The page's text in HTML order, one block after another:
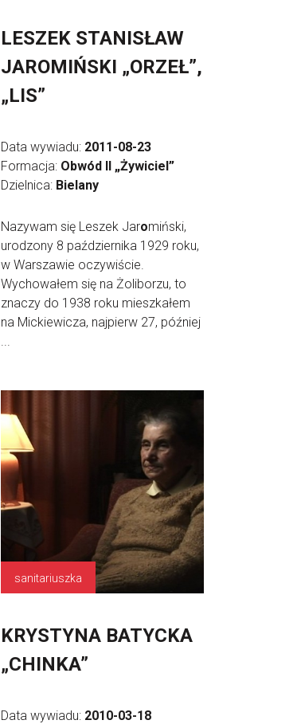
LESZEK STANISŁAW
JAROMIŃSKI „ORZEŁ”,
„LIS”
Data wywiadu: 2011-08-23
Formacja: Obwód II „Żywiciel”
Dzielnica: Bielany
Nazywam się Leszek Jaromiński,
urodzony 8 października 1929 roku,
w Warszawie oczywiście.
Wychowałem się na Żoliborzu, to
znaczy do 1938 roku mieszkałem
na Mickiewicza, najpierw 27, później
...
sanitariuszka
KRYSTYNA BATYCKA
„CHINKA”
Data wywiadu: 2010-03-18